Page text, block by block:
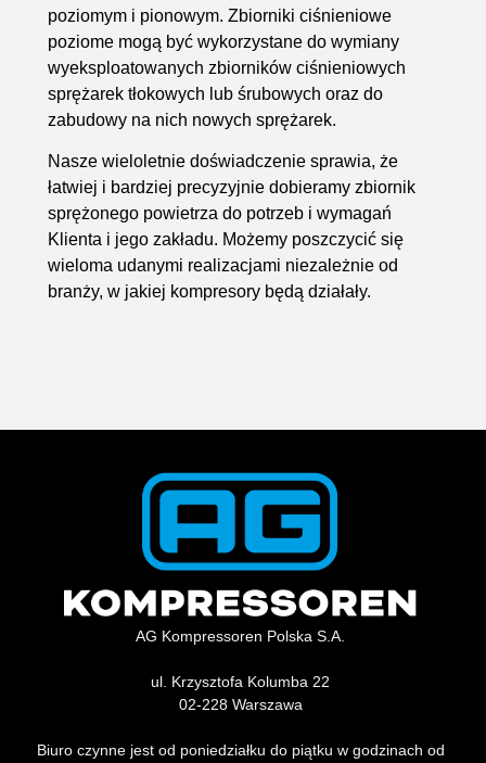
poziomym i pionowym. Zbiorniki ciśnieniowe
poziome mogą być wykorzystane do wymiany
wyeksploatowanych zbiorników ciśnieniowych
sprężarek tłokowych lub śrubowych oraz do
zabudowy na nich nowych sprężarek.
Nasze wieloletnie doświadczenie sprawia, że
łatwiej i bardziej precyzyjnie dobieramy zbiornik
sprężonego powietrza do potrzeb i wymagań
Klienta i jego zakładu. Możemy poszczycić się
wieloma udanymi realizacjami niezależnie od
branży, w jakiej kompresory będą działały.
AG Kompressoren Polska S.A.
ul. Krzysztofa Kolumba 22
02-228 Warszawa
Biuro czynne jest od poniedziałku do piątku w godzinach od